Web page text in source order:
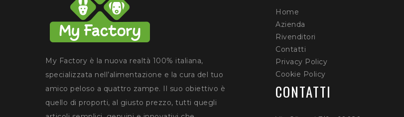
My Factory è la nuova realtà 100% italiana,
specializzata nell’alimentazione e la cura del tuo
amico peloso a quattro zampe. Il suo obiettivo è
quello di proporti, al giusto prezzo, tutti quegli
Home
Azienda
Rivenditori
Contatti
Privacy Policy
Cookie Policy
CONTATTI